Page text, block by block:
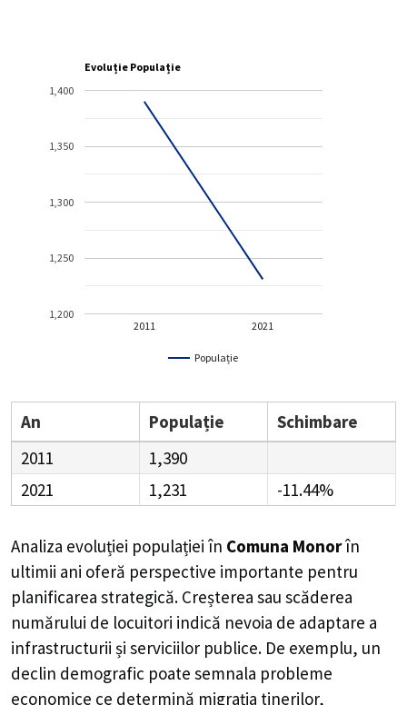
Evoluție Populație
Populație
2011 2021
1,200
1,250
1,300
1,350
1,400
An Populație
Schimbare
2011
1,390
2021
1,231 -11.44%
Analiza evoluției populației în Comuna Monorîn
ultimii ani oferă perspective importante pentru
planificarea strategică. Creșterea sau scăderea
numărului de locuitori indică nevoia de adaptare a
infrastructurii și serviciilor publice. De exemplu, un
declin demografic poate semnala probleme
economice ce determină migrația tinerilor,